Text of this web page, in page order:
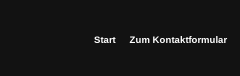
Start Zum Kontaktformular